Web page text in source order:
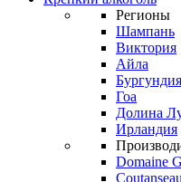
Регионы
Шампань
Виктория
Айла
Бургундия
Гоа
Долина
Ирландия
Domaine